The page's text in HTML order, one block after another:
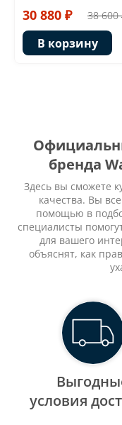
30 880 ₽ 38 600
В корзину
бренда
Здесь вы сможете
качества. Вы
помощью в
специалисты
для вашего
объяснят, как
уcловия